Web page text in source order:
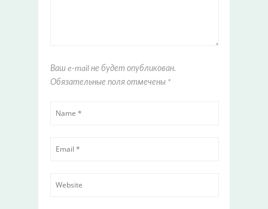
Ваш e-mail не будет опубликован.
Обязательные поля отмечены *